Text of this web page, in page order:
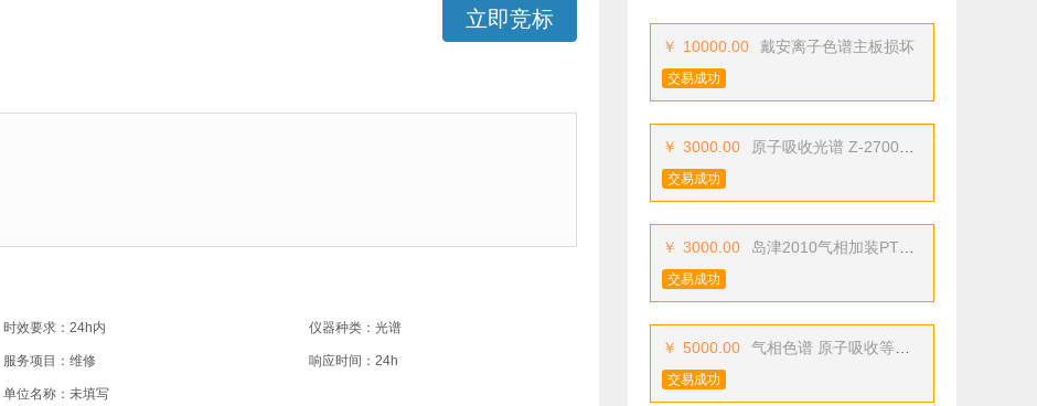
立即竞标
时效要求： 24h内 仪器种类：光谱
服务项目： 维修 响应时间：24h
单位名称： 未填写
￥ 10000.00 戴安离子色谱主板损坏
交易成功
￥ 3000.00 原子吸收光谱 Z-2700故障
交易成功
￥ 3000.00 岛津2010气相加装PTV柱上进样器
交易成功
￥ 5000.00 气相色谱 原子吸收等仪器维保
交易成功